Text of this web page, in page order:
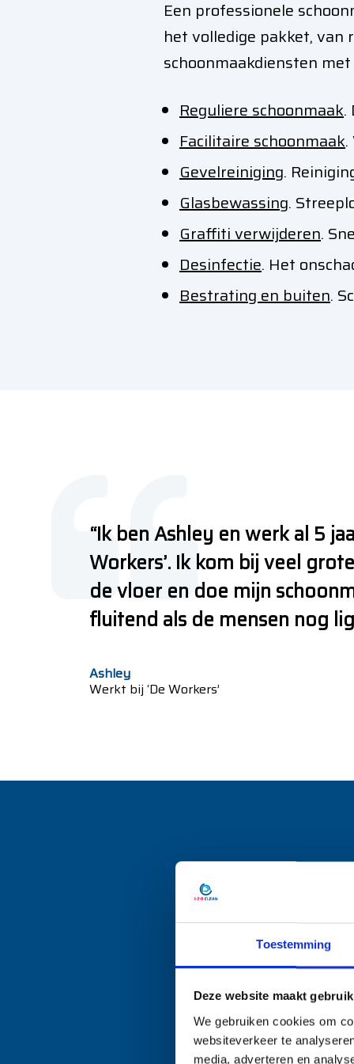
Toestemming
Deze website maakt
We gebruiken cookies om
websiteverkeer te
media, adverteren en
Een professionele
het volledige pakket,
schoonmaakdiensten
Reguliere schoonmaak.
Facilitaire schoonmaak
Gevelreiniging.
Glasbewassing.
Graffiti verwijderen.
Desinfectie. Het
Bestrating en buiten.
“Ik ben Ashley en werk al 5
Workers’. Ik kom bij veel
de vloer en doe mijn
fluitend als de mensen nog
Ashley
Werkt bij ‘De Workers’
Eerst